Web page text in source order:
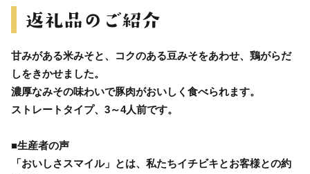
甘みがある米みそと、コクのある豆みそをあわせ、鶏がらだ
しをきかせました。
濃厚なみその味わいで豚肉がおいしく食べられます。
ストレートタイプ、3～4人前です。
■生産者の声
「おいしさスマイル」とは、私たちイチビキとお客様との約